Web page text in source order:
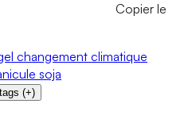
Copier le
changement climatique
soja
(+)